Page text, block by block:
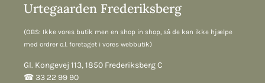
Urtegaarden Frederiksberg
(OBS: Ikke vores butik men en shop in shop, så de kan ikke hjælpe
med ordrer o.l. foretaget i vores webbutik)
Gl. Kongevej 113, 1850 Frederiksberg C
☎︎ 33 22 99 90